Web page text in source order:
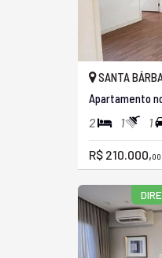
SANTA
Apartamento
2 1 1
R$ 210.000,00